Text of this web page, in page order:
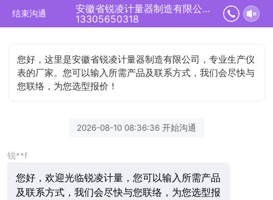
结束沟通
安徽省锐凌计量器制造有限公司正在为您服务
13305650318
您好，这里是安徽省锐凌计量器制造有限公司，专业生产仪
表的厂家。您可以输入所需产品及联系方式，我们会尽快与
您联络，为您选型报价！
2026-08-10 08:36:36 开始沟通
锐**f
您好，欢迎光临锐凌计量，您可以输入所需产品
及联系方式，我们会尽快与您联络，为您选型报